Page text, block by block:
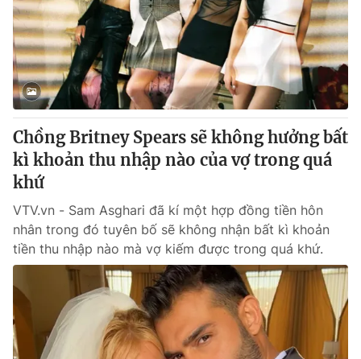
Tin tức
Thế giới đó đây
Câu chuyện quốc tế
Kinh tế
Tài chính
Thị trường
Góc doanh nghiệp
Dữ liệu và đời sống
Truyền hình
Phim VTV
Hậu trường
Nhân vật
Khán giả
Giải sao mai
Giải trí
Âm nhạc
Đời sống
Du lịch
Chất lượng cuộc sống
Giáo dục
Tuyển sinh
Học trực tuyến
Công nghệ
Hitech Công nghệ tương lai
Giao lưu trực tuyến
Chồng Britney Spears sẽ không hưởng bất
kì khoản thu nhập nào của vợ trong quá
khứ
VTV.vn - Sam Asghari đã kí một hợp đồng tiền hôn
nhân trong đó tuyên bố sẽ không nhận bất kì khoản
tiền thu nhập nào mà vợ kiếm được trong quá khứ.